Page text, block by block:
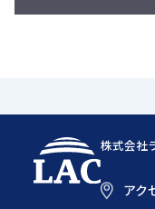
株式会社
アク